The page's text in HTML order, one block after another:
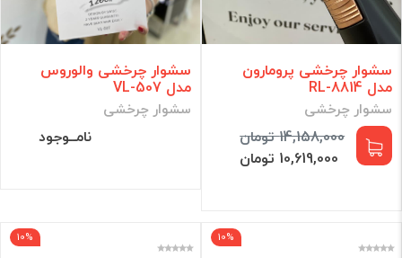
سشوار چرخشی پرومارون
مدل RL-8814
سشوار چرخشی
14,158,000 تومان
10,619,000 تومان
سشوار چرخشی والوروس
مدل VL-507
سشوار چرخشی
نامــوجود
10%
10%